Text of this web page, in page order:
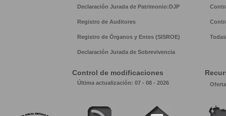
Declaración Jurada de Patrimonio:DJP
Registro de Auditores
Registro de Órganos y Entes (SISROE)
Declaración Jurada de Sobrevivencia
Control de modificaciones
Última actualización: 07 - 08 - 2026